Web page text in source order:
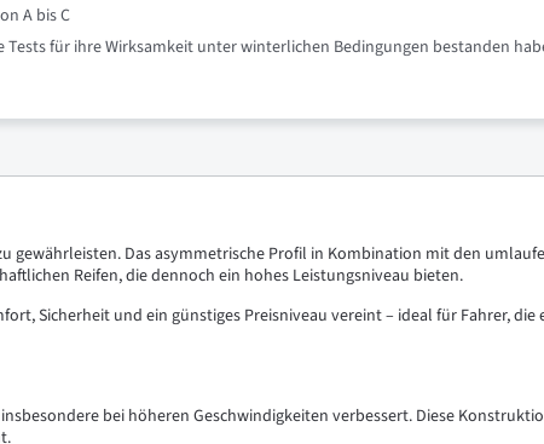
A bis C
für ihre Wirksamkeit unter winterlichen Bedingungen bestanden
gewährleisten. Das asymmetrische Profil in Kombination mit den
Reifen, die dennoch ein hohes Leistungsniveau bieten.
Sicherheit und ein günstiges Preisniveau vereint – ideal für Fahrer,
bei höheren Geschwindigkeiten verbessert. Diese